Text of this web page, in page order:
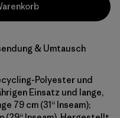
& Umtausch
Polyester und
Einsatz und lange,
79 cm (31“ Inseam);